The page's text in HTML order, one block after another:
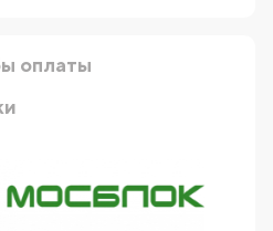
оплаты